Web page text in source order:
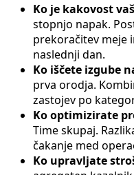
Ko je kakovost
stopnjo napak.
prekoračitev meje
naslednji dan.
Ko iščete izgube
prva orodja.
zastojev po
Ko optimizirate
Time skupaj.
čakanje med
Ko upravljate